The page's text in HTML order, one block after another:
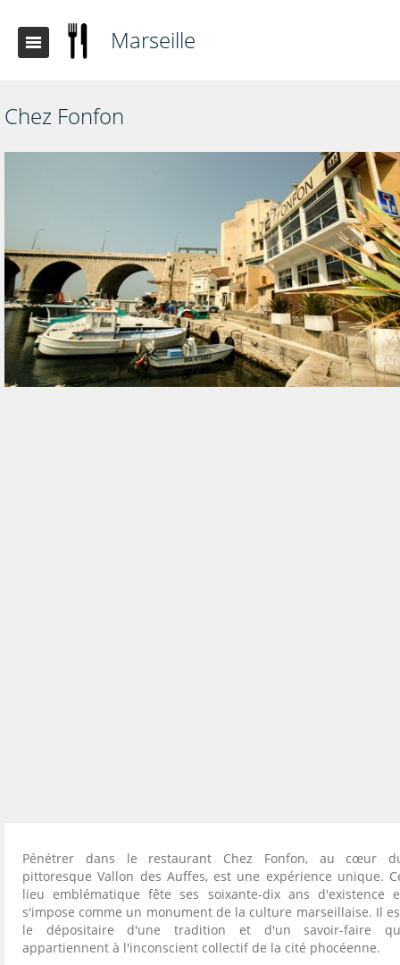
Marseille
Chez Fonfon
Pénétrer dans le restaurant Chez Fonfon, au cœur
pittoresque Vallon des Auffes, est une expérience unique.
lieu emblématique fête ses soixante-dix ans d'existence
s'impose comme un monument de la culture marseillaise. Il
le dépositaire d'une tradition et d'un savoir-faire
appartiennent à l'inconscient collectif de la cité phocéenne.